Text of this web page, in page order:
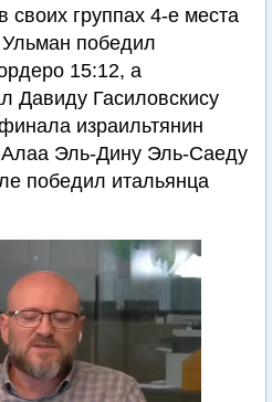
своих группах 4-е места
победил
15:12, а
Давиду Гасиловскису
израильтянин
Алаа Эль-Дину Эль-Саеду
победил итальянца